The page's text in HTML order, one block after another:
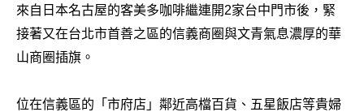
來自日本名古屋的客美多咖啡繼連開2家台中門市後，緊
接著又在台北市首善之區的信義商圈與文青氣息濃厚的華
山商圈插旗。
位在信義區的「市府店」鄰近高檔百貨、五星飯店等貴婦